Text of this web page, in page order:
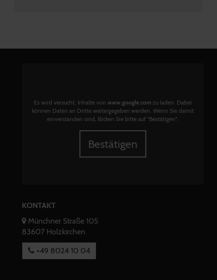
Es wird versucht, Inhalte von www.google.comzu laden. Dabei
können Daten an Dritte weitergegeben werden. Wenn Sie damit
einverstanden sind, klicken Sie bitte auf "Bestätigen".
Bestätigen
KONTAKT
Münchner Straße 105
83607 Holzkirchen
+49 8024 10 04